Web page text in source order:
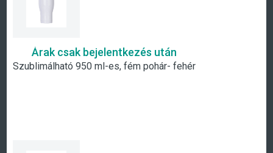
Árak csak bejelentkezés után
Szublimálható 950 ml-es, fém pohár- fehér